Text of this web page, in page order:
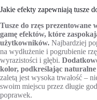
Jakie efekty zapewniają tusze
Tusze do rzęs
gamę efektów, które
użytkowników. Najbardziej
na wydłużenie i pogrubienie
wyrazistości i głębi.
kolor, podkreślając
zaletą jest wysoka trwałość –
swoim miejscu przez długie
poprawek.